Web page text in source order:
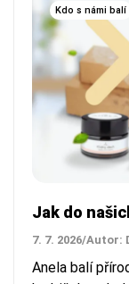
Kdo s námi balí
Jak do
7. 7. 2026/Autor:
Anela balí